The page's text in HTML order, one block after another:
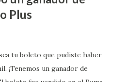
Plus
tu boleto que pudiste haber
¡Tenemos un ganador de